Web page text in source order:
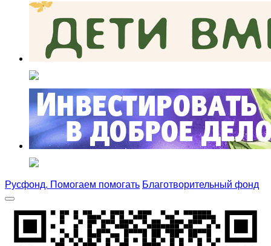
Русфонд. Помогаем помогать Благотворительный фонд